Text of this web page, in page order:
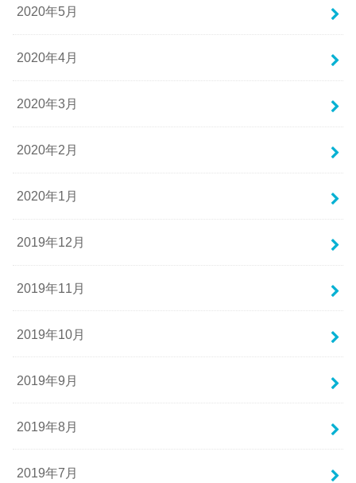
2020年5月
2020年4月
2020年3月
2020年2月
2020年1月
2019年12月
2019年11月
2019年10月
2019年9月
2019年8月
2019年7月